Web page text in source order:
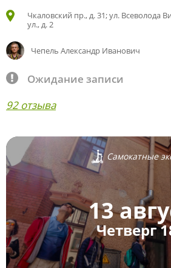
Чкаловский пр., д. 31; ул. Всеволода
ул., д. 2
Чепель Александр Иванович
Ожидание записи
92 отзыва
Самокатные
13
Четверг